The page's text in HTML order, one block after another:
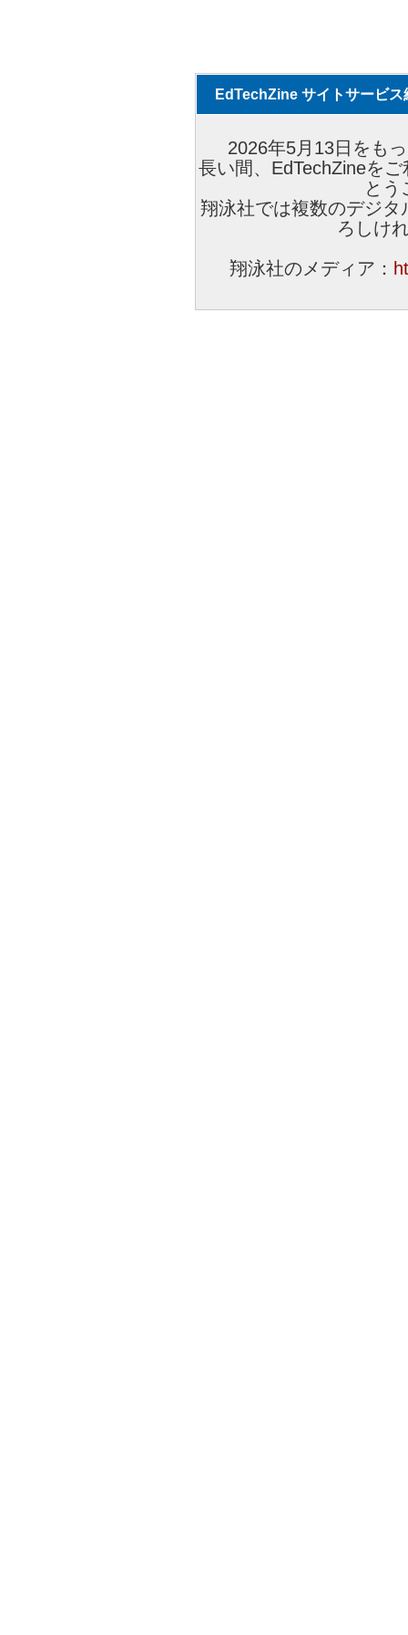
EdTechZine サイトサービス
2026年5月13日をも
長い間、EdTechZineを
とう
翔泳社では複数のデジ
ろしけ
翔泳社のメディア：